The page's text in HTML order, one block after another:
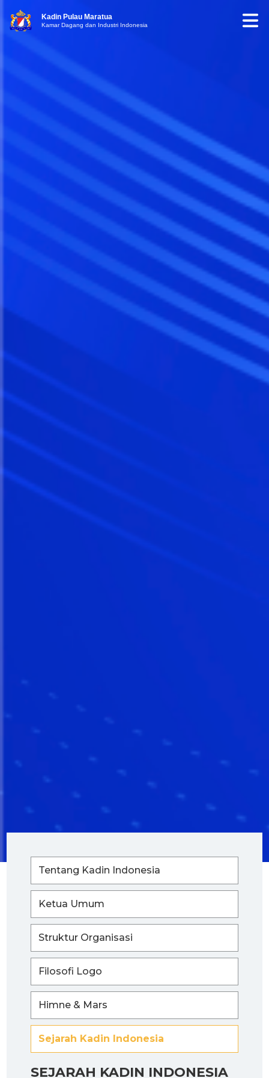
Kadin Pulau Maratua
Kamar Dagang dan Industri Indonesia
SEJARAH KADIN INDONESIA
Tentang Kadin Indonesia
Ketua Umum
Struktur Organisasi
Filosofi Logo
Himne & Mars
Sejarah Kadin Indonesia